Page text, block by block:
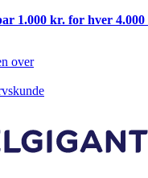
1.000 kr. for hver
over